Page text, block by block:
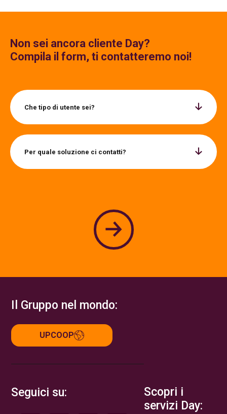
Non sei ancora cliente Day?
Compila il form, ti contatteremo noi!
Che tipo di utente sei?
Per quale soluzione ci contatti?
Il Gruppo nel mondo:
UPCOOP
Seguici su:
Scopri i
servizi Day: